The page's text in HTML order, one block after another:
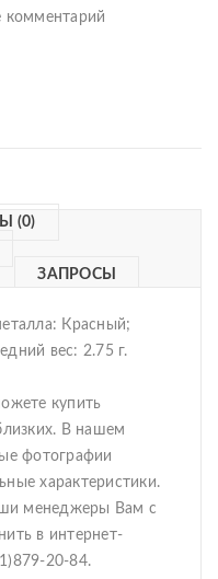
комментарий
(0)
ЗАПРОСЫ
Красный;
вес: 2.75 г.
купить
В нашем
фотографии
характеристики.
менеджеры Вам с
в интернет-
20-84.